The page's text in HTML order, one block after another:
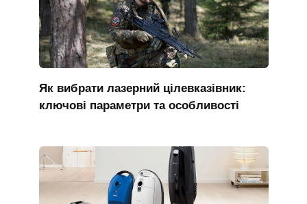
Як вибрати лазерний цілевказівник:
ключові параметри та особливості